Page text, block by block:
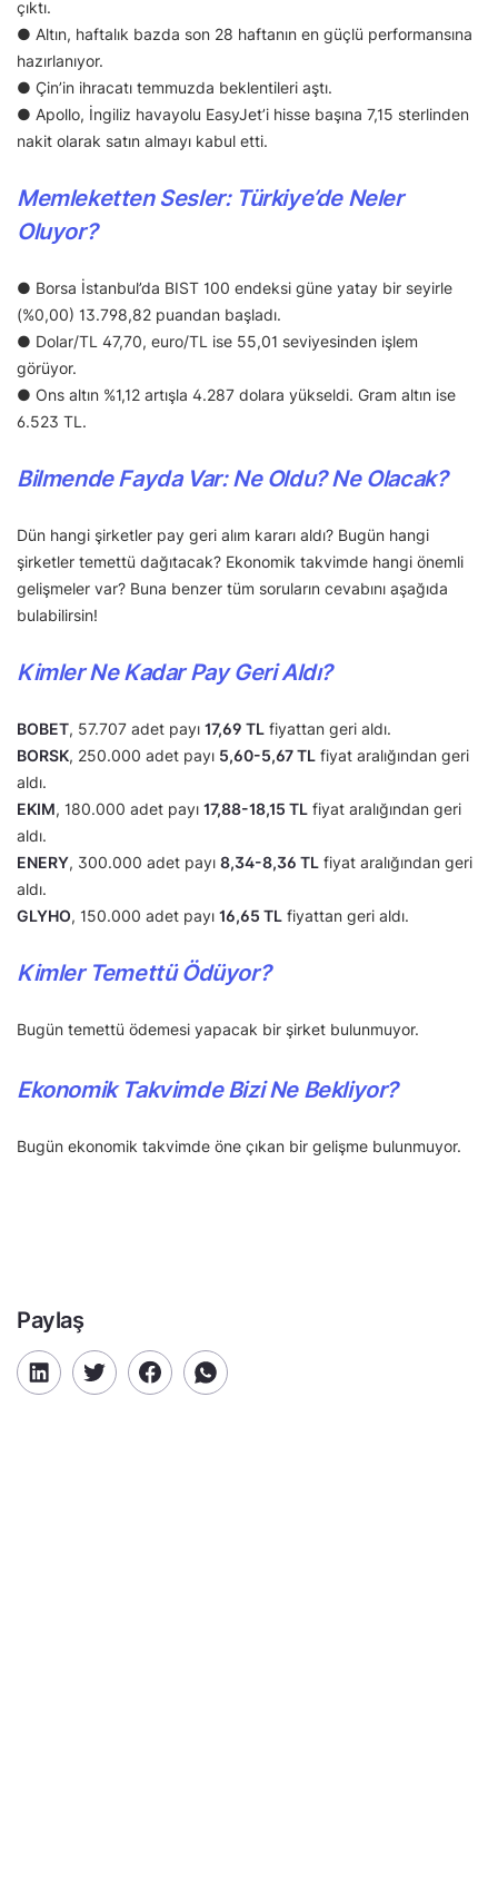
çıktı.
● Altın, haftalık bazda son 28 haftanın en güçlü performansına
hazırlanıyor.
● Çin’in ihracatı temmuzda beklentileri aştı.
● Apollo, İngiliz havayolu EasyJet’i hisse başına 7,15 sterlinden
nakit olarak satın almayı kabul etti.
Memleketten Sesler: Türkiye’de Neler
Oluyor?
● Borsa İstanbul’da BIST 100 endeksi güne yatay bir seyirle
(%0,00) 13.798,82 puandan başladı.
● Dolar/TL 47,70, euro/TL ise 55,01 seviyesinden işlem
görüyor.
● Ons altın %1,12 artışla 4.287 dolara yükseldi. Gram altın ise
6.523 TL.
Bilmende Fayda Var: Ne Oldu? Ne Olacak?
Dün hangi şirketler pay geri alım kararı aldı? Bugün hangi
şirketler temettü dağıtacak? Ekonomik takvimde hangi önemli
gelişmeler var? Buna benzer tüm soruların cevabını aşağıda
bulabilirsin!
Kimler Ne Kadar Pay Geri Aldı?
BOBET, 57.707 adet payı 17,69 TL fiyattan geri aldı.
BORSK, 250.000 adet payı 5,60-5,67 TL fiyat aralığından geri
aldı.
EKIM, 180.000 adet payı 17,88-18,15 TL fiyat aralığından geri
aldı.
ENERY, 300.000 adet payı 8,34-8,36 TL fiyat aralığından geri
aldı.
GLYHO, 150.000 adet payı 16,65 TL fiyattan geri aldı.
Kimler Temettü Ödüyor?
Bugün temettü ödemesi yapacak bir şirket bulunmuyor.
Ekonomik Takvimde Bizi Ne Bekliyor?
Bugün ekonomik takvimde öne çıkan bir gelişme bulunmuyor.
Paylaş